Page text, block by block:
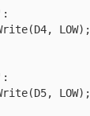
LOW);
LOW);